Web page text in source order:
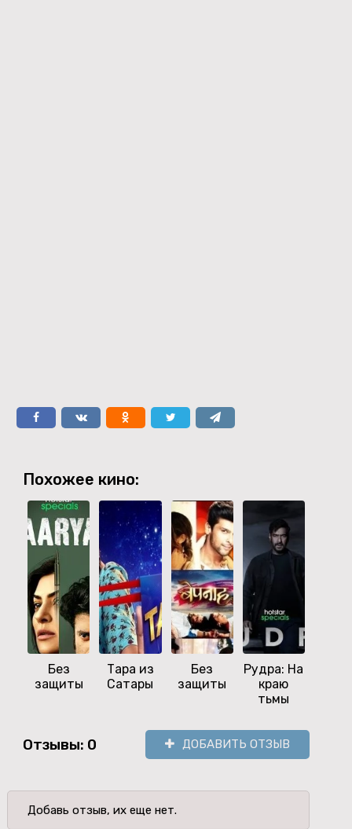
Похожее кино:
Без
защиты
Тара из
Сатары
Без
защиты
Рудра: На
краю
тьмы
Отзывы: 0 ДОБАВИТЬ ОТЗЫВ
Добавь отзыв, их еще нет.